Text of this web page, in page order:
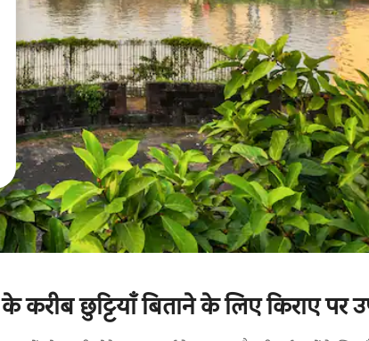
छुट्टियाँ बिताने के लिए किराए पर